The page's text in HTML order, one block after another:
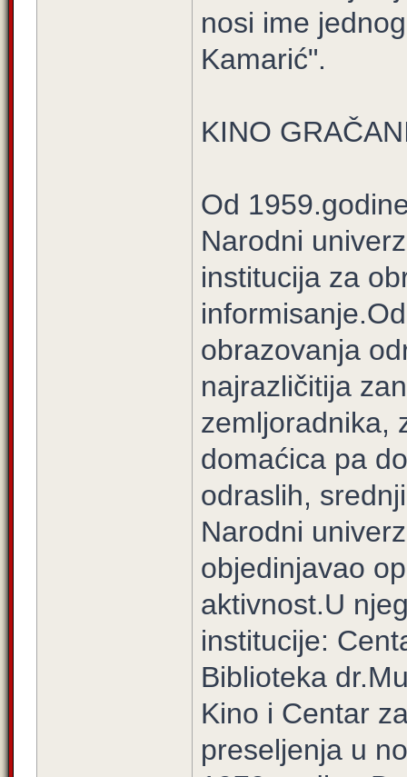
nosi ime
Kamarić".
KINO
Od
Narodni
institucija za
obrazovanja
najrazličitija
zemljoradnika,
domaćica pa
odraslih,
Narodni
objedinjavao
aktivnost.U
institucije:
Biblioteka
Kino i Centar
preseljenja u